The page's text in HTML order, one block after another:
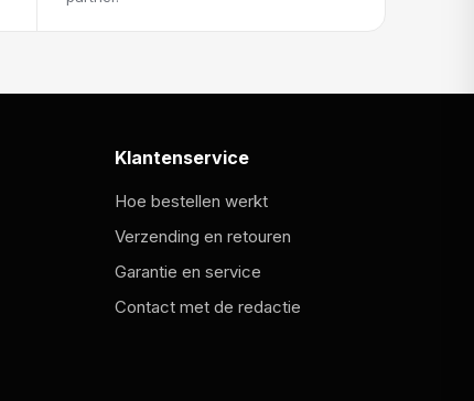
Klantenservice
Hoe bestellen werkt
Verzending en retouren
Garantie en service
Contact met de redactie